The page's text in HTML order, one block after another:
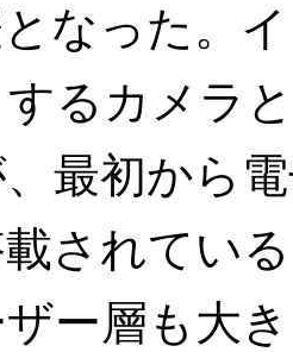
なった。
るカメラ
最初から
されてい
ー層も大